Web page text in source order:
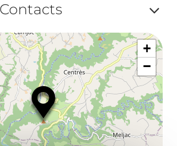
ou
Contacts
ou
+
−